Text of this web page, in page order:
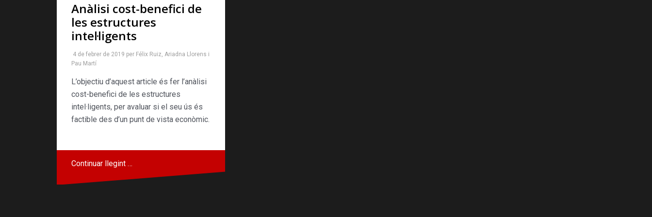
Anàlisi cost-benefici de
les estructures
intel·ligents
4 de febrer de 2019 per Félix Ruiz, Ariadna Llorens i
Pau Martí
L’objectiu d’aquest article és fer l’anàlisi
cost-benefici de les estructures
intel·ligents, per avaluar si el seu ús és
factible des d’un punt de vista econòmic.
Continuar llegint …